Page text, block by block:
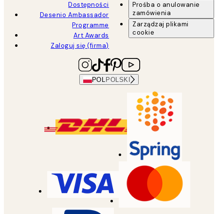
Dostępności
Desenio Ambassador
Programme
Art Awards
Zaloguj się (firma)
Prośba o anulowanie
zamówienia
Zarządzaj plikami
cookie
POL POLSKI